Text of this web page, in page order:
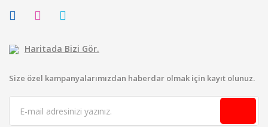
Haritada Bizi Gör.
Size özel kampanyalarımızdan haberdar olmak için kayıt olunuz.